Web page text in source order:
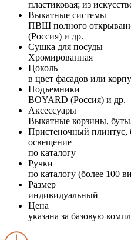
пластиковая; из
Выкатные системы
ПВШ полного
(Россия) и др.
Сушка для посуды
Хромированная
Цоколь
в цвет фасадов или
Подъемники
BOYARD (Россия) и др.
Аксессуары
Выкатные корзины,
Пристеночный плинтус,
освещение
по каталогу
Ручки
по каталогу (более 100
Размер
индивидуальный
Цена
указана за базовую